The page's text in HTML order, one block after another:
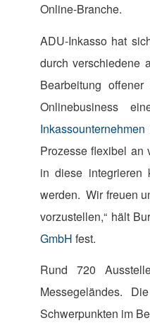
Online-Branche.
ADU-Inkasso hat
durch verschiedene
Bearbeitung
Onlinebusiness
Inkassounternehmen
Prozesse flexibel an
in diese integrieren
werden. Wir freuen
vorzustellen,“ hält
GmbH fest.
Rund 720
Messegeländes.
Schwerpunkten im